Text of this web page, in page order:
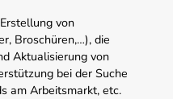
von
Broschüren,…), die
Aktualisierung von
bei der Suche
am Arbeitsmarkt, etc.